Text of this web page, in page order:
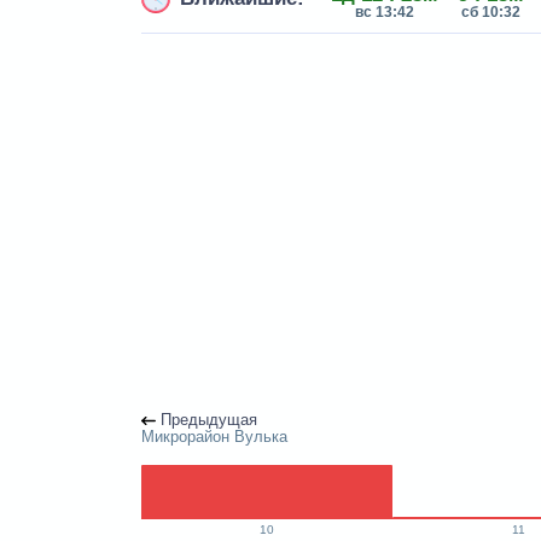
вс 13:42 сб 10:32
Предыдущая
Микрорайон Вулька
10 11